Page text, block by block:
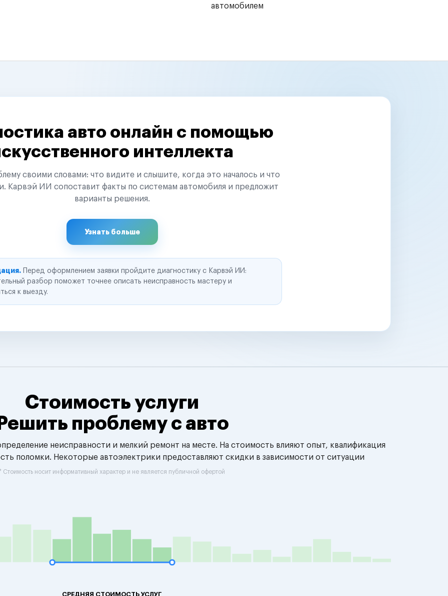
автомобилем
авто онлайн с помощью
интеллекта
своими словами: что видите и слышите, когда это началось и что
Карвэй ИИ сопоставит факты по системам автомобиля и предложит
варианты решения.
Узнать больше
Перед оформлением заявки пройдите диагностику с Карвэй ИИ:
разбор поможет точнее описать неисправность мастеру и
к выезду.
Стоимость услуги
Решить проблему с авто
неисправности и мелкий ремонт на месте. На стоимость влияют опыт, квалификация
поломки. Некоторые автоэлектрики предоставляют скидки в зависимости от ситуации
Стоимость носит информативный характер и не является публичной офертой
СРЕДНЯЯ СТОИМОСТЬ УСЛУГ